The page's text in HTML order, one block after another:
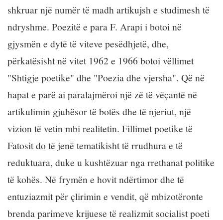
shkruar një numër të madh artikujsh e studimesh të
ndryshme. Poezitë e para F. Arapi i botoi në
gjysmën e dytë të viteve pesëdhjetë, dhe,
përkatësisht në vitet 1962 e 1966 botoi vëllimet
"Shtigje poetike" dhe "Poezia dhe vjersha". Që në
hapat e parë ai paralajmëroi një zë të vëçantë në
artikulimin gjuhësor të botës dhe të njeriut, një
vizion të vetin mbi realitetin. Fillimet poetike të
Fatosit do të jenë tematikisht të rrudhura e të
reduktuara, duke u kushtëzuar nga rrethanat politike
të kohës. Në frymën e hovit ndërtimor dhe të
entuziazmit për çlirimin e vendit, që mbizotëronte
brenda parimeve krijuese të realizmit socialist poeti